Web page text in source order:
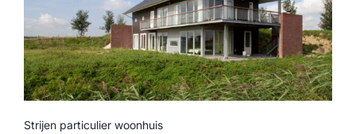
Strijen particulier woonhuis